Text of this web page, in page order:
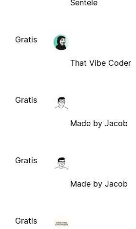
Sentele
Gratis
That Vibe Coder
Gratis
Made by Jacob
Gratis
Made by Jacob
Gratis